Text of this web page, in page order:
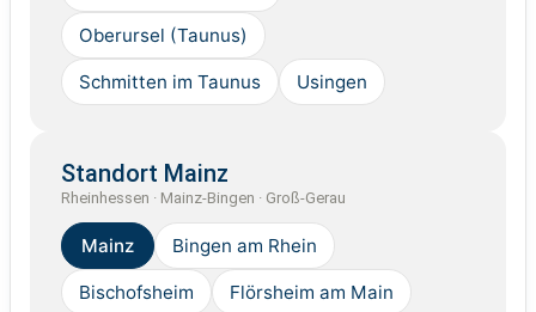
Oberursel (Taunus)
Schmitten im Taunus Usingen
Standort Mainz
Rheinhessen · Mainz-Bingen · Groß-Gerau
Mainz Bingen am Rhein
Bischofsheim Flörsheim am Main